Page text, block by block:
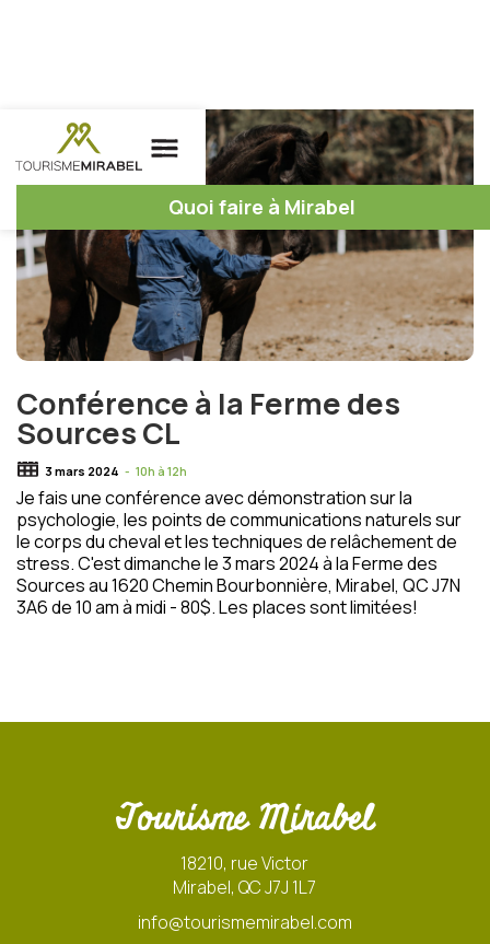
Quoi faire à Mirabel
Conférence à la Ferme des
Sources CL
3 mars 2024 - 10h à 12h
Je fais une conférence avec démonstration sur la
psychologie, les points de communications naturels sur
le corps du cheval et les techniques de relâchement de
stress. C'est dimanche le 3 mars 2024 à la Ferme des
Sources au 1620 Chemin Bourbonnière, Mirabel, QC J7N
3A6 de 10 am à midi - 80$. Les places sont limitées!
Tourisme Mirabel
18210, rue Victor
Mirabel, QC J7J 1L7
info@tourismemirabel.com